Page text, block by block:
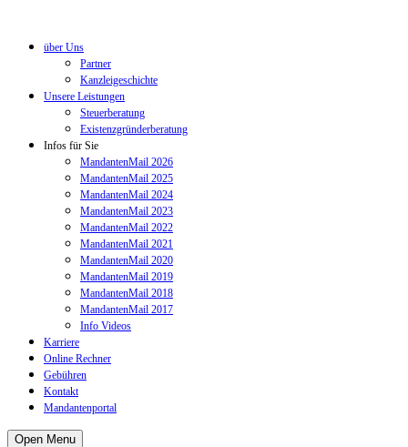
über Uns
Partner
Kanzleigeschichte
Unsere Leistungen
Steuerberatung
Existenzgründerberatung
Infos für Sie
MandantenMail 2026
MandantenMail 2025
MandantenMail 2024
MandantenMail 2023
MandantenMail 2022
MandantenMail 2021
MandantenMail 2020
MandantenMail 2019
MandantenMail 2018
MandantenMail 2017
Info Videos
Karriere
Online Rechner
Gebühren
Kontakt
Mandantenportal
Open Menu